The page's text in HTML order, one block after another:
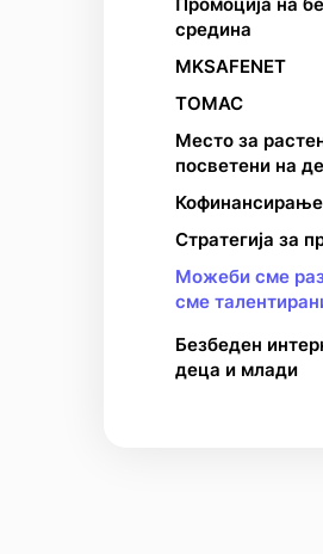
средина
MKSAFENET
ТОМАС
Место за
посветени на
Кофинансирање
Стратегија за
Можеби сме
сме
Безбеден
деца и млади